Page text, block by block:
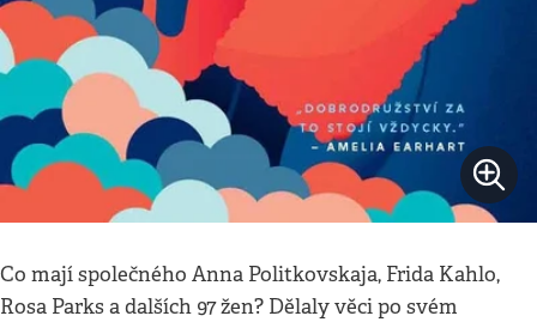
Co mají společného Anna Politkovskaja, Frida Kahlo,
Rosa Parks a dalších 97 žen? Dělaly věci po svém